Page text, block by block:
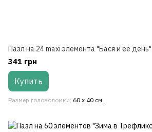
Пазл на 24 maxi элемента "Бася и ее
341 грн
Купить
Размер головоломки 60 х 40 см.